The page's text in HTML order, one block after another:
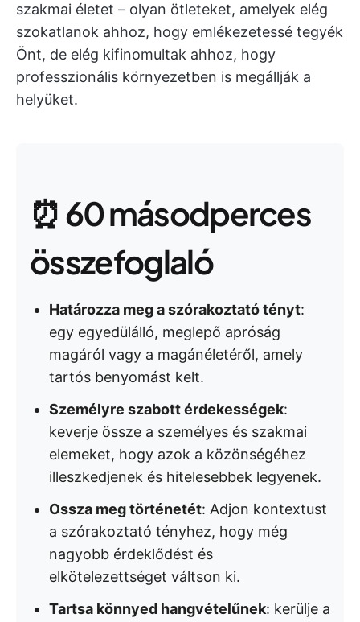
szakmai életet – olyan ötleteket, amelyek elég
szokatlanok ahhoz, hogy emlékezetessé tegyék
Önt, de elég kifinomultak ahhoz, hogy
professzionális környezetben is megállják a
helyüket.
⏰ 60 másodperces
összefoglaló
Határozza meg a szórakoztató tényt:
egy egyedülálló, meglepő apróság
magáról vagy a magánéletéről, amely
tartós benyomást kelt.
Személyre szabott érdekességek:
keverje össze a személyes és szakmai
elemeket, hogy azok a közönségéhez
illeszkedjenek és hitelesebbek legyenek.
Ossza meg történetét: Adjon kontextust
a szórakoztató tényhez, hogy még
nagyobb érdeklődést és
elkötelezettséget váltson ki.
Tartsa könnyed hangvételűnek: kerülje a